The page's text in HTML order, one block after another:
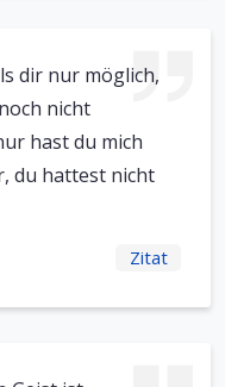
dir nur möglich,
nicht
hast du mich
du hattest nicht
Zitat